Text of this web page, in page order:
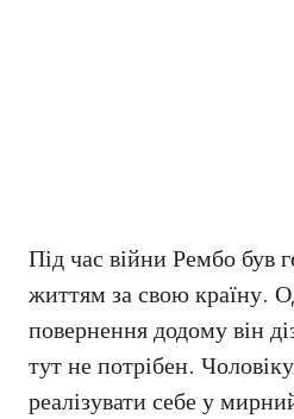
Під час війни Рембо був
життям за свою країну.
повернення додому він
тут не потрібен.
реалізувати себе у